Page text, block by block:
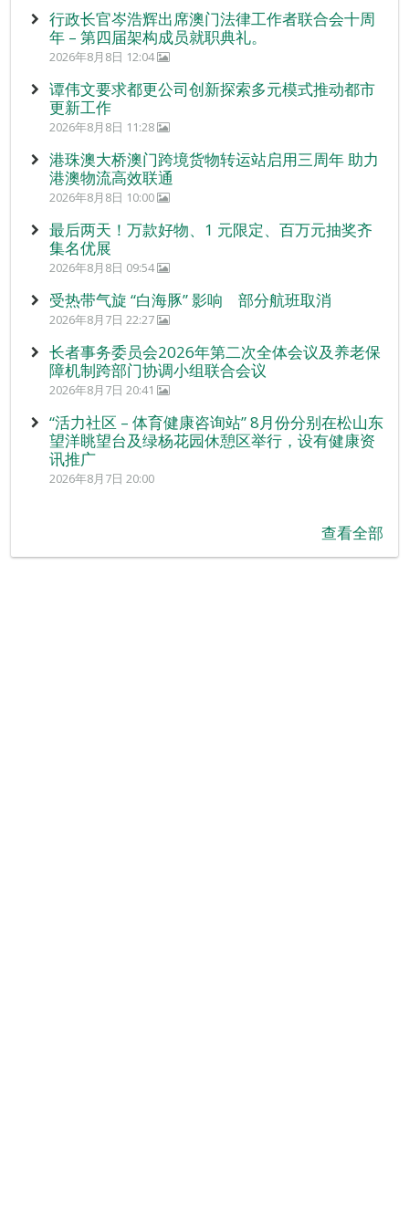
行政长官岑浩辉出席澳门法律工作者联合会十周
年 – 第四届架构成员就职典礼。
2026年8月8日 12:04
谭伟文要求都更公司创新探索多元模式推动都市
更新工作
2026年8月8日 11:28
港珠澳大桥澳门跨境货物转运站启用三周年 助力
港澳物流高效联通
2026年8月8日 10:00
最后两天！万款好物、1 元限定、百万元抽奖齐
集名优展
2026年8月8日 09:54
受热带气旋 “白海豚” 影响 部分航班取消
2026年8月7日 22:27
长者事务委员会2026年第二次全体会议及养老保
障机制跨部门协调小组联合会议
2026年8月7日 20:41
“活力社区 – 体育健康咨询站” 8月份分别在松山东
望洋眺望台及绿杨花园休憩区举行，设有健康资
讯推广
2026年8月7日 20:00
查看全部